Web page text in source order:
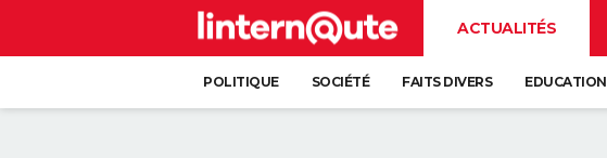
ACTUALITÉS
POLITIQUE SOCIÉTÉ FAITS DIVERS EDUCATION